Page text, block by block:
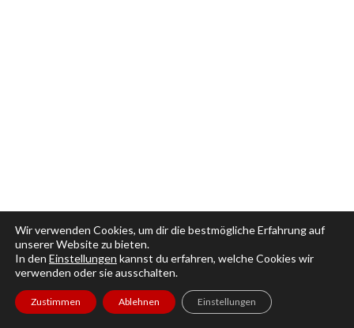
Wir verwenden Cookies, um dir die bestmögliche Erfahrung auf
unserer Website zu bieten.
In den Einstellungen kannst du erfahren, welche Cookies wir
verwenden oder sie ausschalten.
Zustimmen Ablehnen Einstellungen